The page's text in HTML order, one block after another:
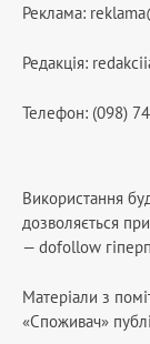
Реклама:
Редакція:
Телефон: (098)
Використання
дозволяється
— dofollow
Матеріали з
«Споживач»